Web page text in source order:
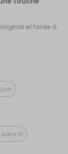
et facile à
sans fil